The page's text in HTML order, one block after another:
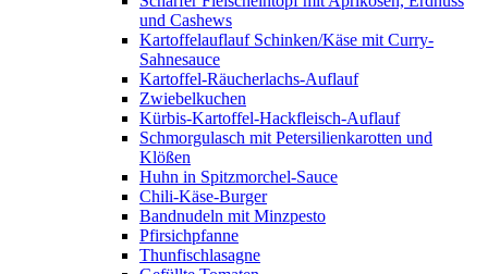
und Cashews
Kartoffelauflauf Schinken/Käse mit Curry-
Sahnesauce
Kartoffel-Räucherlachs-Auflauf
Zwiebelkuchen
Kürbis-Kartoffel-Hackfleisch-Auflauf
Schmorgulasch mit Petersilienkarotten und
Klößen
Huhn in Spitzmorchel-Sauce
Chili-Käse-Burger
Bandnudeln mit Minzpesto
Pfirsichpfanne
Thunfischlasagne